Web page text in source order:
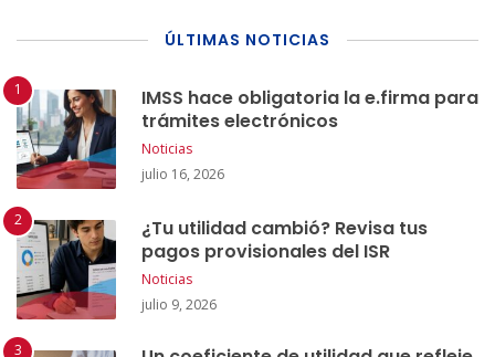
ÚLTIMAS NOTICIAS
IMSS hace obligatoria la e.firma para
trámites electrónicos
Noticias
julio 16, 2026
¿Tu utilidad cambió? Revisa tus
pagos provisionales del ISR
Noticias
julio 9, 2026